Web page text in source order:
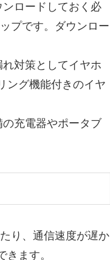
ンロードしておく必
プです。ダウンロー
対策としてイヤホ
ング機能付きのイヤ
充電器やポータブ
り、通信速度が遅か
ます。